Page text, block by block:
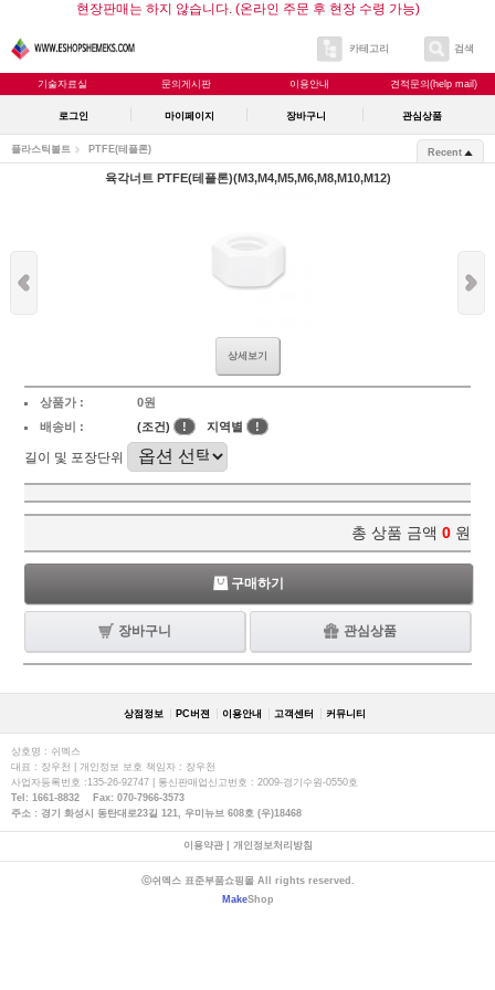
현장판매는 하지 않습니다. (온라인 주문 후 현장 수령 가능)
카테고리 검색
기술자료실 문의게시판 이용안내 견적문의(help mail)
로그인 마이페이지 장바구니 관심상품
플라스틱볼트 PTFE(테플론) Recent
육각너트 PTFE(테플론)(M3,M4,M5,M6,M8,M10,M12)
상세보기
상품가 :
0원
배송비 :
(조건) ! 지역별 !
길이 및 포장단위
총 상품 금액 0 원
구매하기
장바구니 관심상품
상점정보 PC버젼 이용안내 고객센터 커뮤니티
상호명 : 쉬멕스
대표 : 장우천 | 개인정보 보호 책임자 : 장우천
사업자등록번호 :135-26-92747 | 통신판매업신고번호 : 2009-경기수원-0550호
Tel: 1661-8832 Fax: 070-7966-3573
주소 : 경기 화성시 동탄대로23길 121, 우미뉴브 608호 (우)18468
이용약관| 개인정보처리방침
ⓒ쉬멕스 표준부품쇼핑몰 All rights reserved.
MakeShop